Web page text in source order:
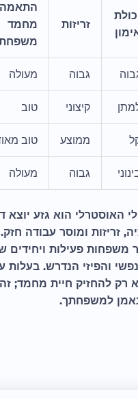
זריזות
התאמה
מחמד
גבוה מעולה
קיצוני טוב
ממוצע טוב
גבוה מעולה
האוסטרלי הוא גזע יוצא
זריזות ומוסר עבודה חזק.
משפחות פעילות ויחידים
והפיזי הנדרש. בעלות
רק להחזיק חיית מחמד;
למשפחתך.